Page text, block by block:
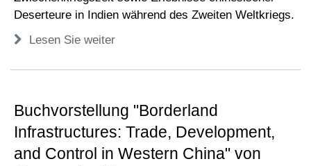
Deserteure in Indien während des Zweiten Weltkriegs.
Lesen Sie weiter
Buchvorstellung "Borderland
Infrastructures: Trade, Development,
and Control in Western China" von